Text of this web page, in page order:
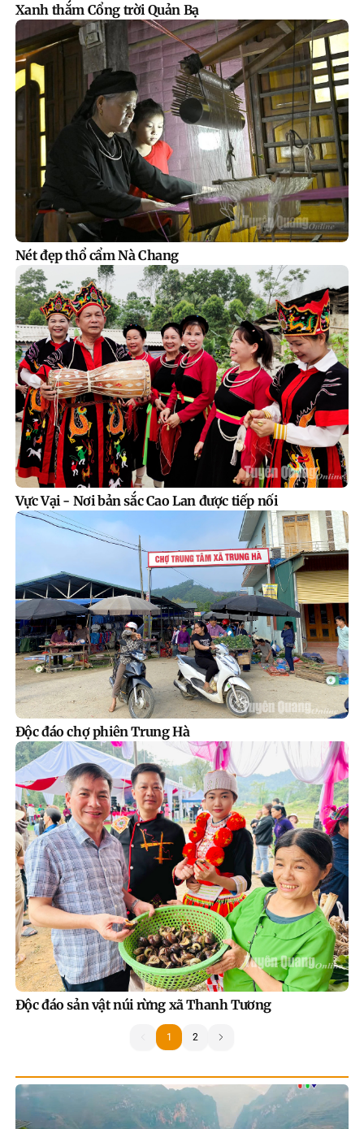
Xanh thắm Cổng trời Quản Bạ
Nét đẹp thổ cẩm Nà Chang
Vực Vại - Nơi bản sắc Cao Lan được tiếp nối
Độc đáo chợ phiên Trung Hà
Độc đáo sản vật núi rừng xã Thanh Tương
11 2